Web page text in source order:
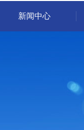
新闻中心